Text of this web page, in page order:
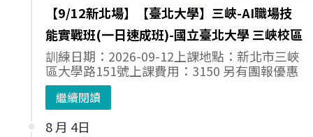
【9/12新北場】【臺北大學】三峽-AI職場技
能實戰班(一日速成班)-國立臺北大學 三峽校區
訓練日期：2026-09-12上課地點：新北市三峽
區大學路151號上課費用：3150 另有團報優惠
繼續閱讀
8 月 4日